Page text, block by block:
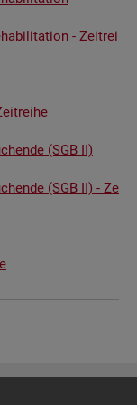
- Zeit­rei­he
(SGB II)
(SGB II) -